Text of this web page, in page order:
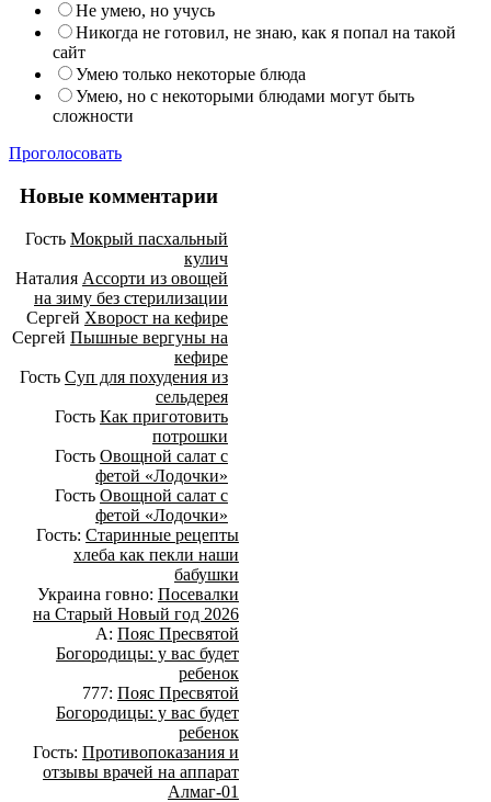
Не умею, но учусь
Никогда не готовил, не знаю, как я попал на такой
сайт
Умею только некоторые блюда
Умею, но с некоторыми блюдами могут быть
сложности
Проголосовать
Новые комментарии
Гость Мокрый пасхальный
кулич
Наталия Ассорти из овощей
на зиму без стерилизации
Сергей Хворост на кефире
Сергей Пышные вергуны на
кефире
Гость Суп для похудения из
сельдерея
Гость Как приготовить
потрошки
Гость Овощной салат с
фетой «Лодочки»
Гость Овощной салат с
фетой «Лодочки»
Гость: Старинные рецепты
хлеба как пекли наши
бабушки
Украина говно: Посевалки
на Старый Новый год 2026
А: Пояс Пресвятой
Богородицы: у вас будет
ребенок
777: Пояс Пресвятой
Богородицы: у вас будет
ребенок
Гость: Противопоказания и
отзывы врачей на аппарат
Алмаг-01